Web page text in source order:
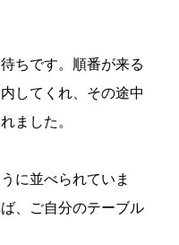
ちです。順番が来る
してくれ、その途中
ました。
に並べられていま
、ご自分のテーブル